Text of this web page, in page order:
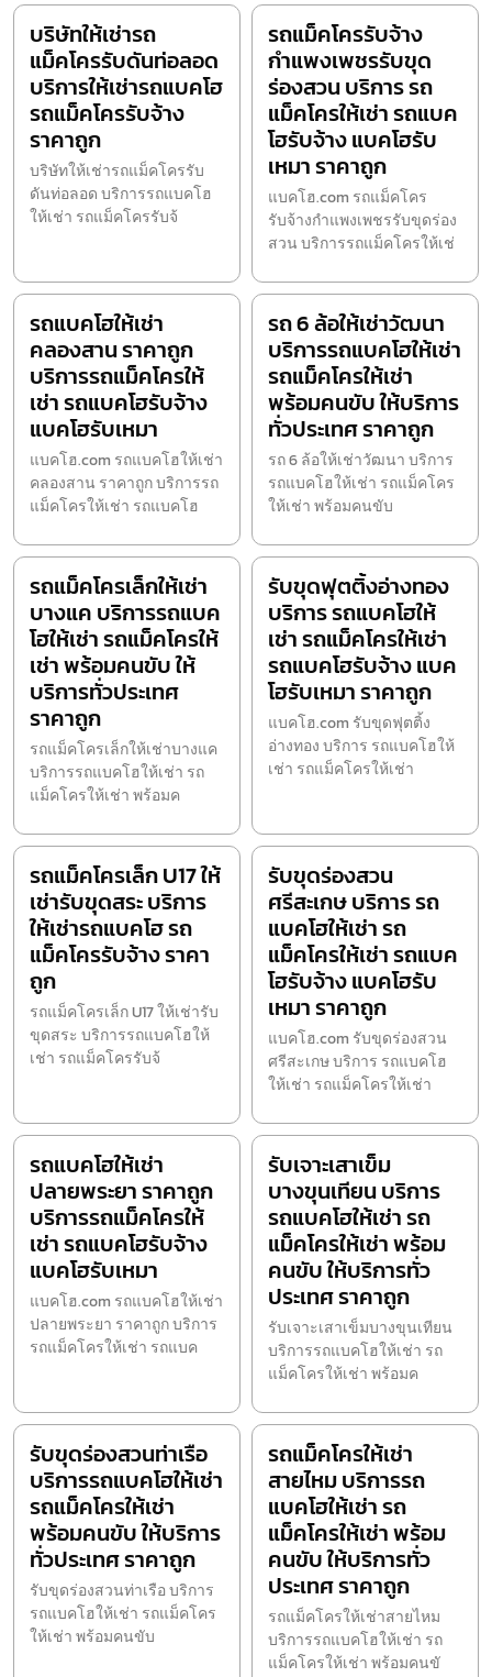
บริษัทให้เช่ารถ
แม็คโครรับดันท่อลอด
บริการให้เช่ารถแบคโฮ
รถแม็คโครรับจ้าง
ราคาถูก
บริษัทให้เช่ารถแม็คโครรับ
ดันท่อลอด บริการรถแบคโฮ
ให้เช่า รถแม็คโครรับจ้
รถแม็คโครรับจ้าง
กำแพงเพชรรับขุด
ร่องสวน บริการ รถ
แม็คโครให้เช่า รถแบค
โฮรับจ้าง แบคโฮรับ
เหมา ราคาถูก
แบคโฮ.com รถแม็คโคร
รับจ้างกำแพงเพชรรับขุดร่อง
สวน บริการรถแม็คโครให้เช่
รถแบคโฮให้เช่า
คลองสาน ราคาถูก
บริการรถแม็คโครให้
เช่า รถแบคโฮรับจ้าง
แบคโฮรับเหมา
แบคโฮ.com รถแบคโฮให้เช่า
คลองสาน ราคาถูก บริการรถ
แม็คโครให้เช่า รถแบคโฮ
รถ 6 ล้อให้เช่าวัฒนา
บริการรถแบคโฮให้เช่า
รถแม็คโครให้เช่า
พร้อมคนขับ ให้บริการ
ทั่วประเทศ ราคาถูก
รถ 6 ล้อให้เช่าวัฒนา บริการ
รถแบคโฮให้เช่า รถแม็คโคร
ให้เช่า พร้อมคนขับ
รถแม็คโครเล็กให้เช่า
บางแค บริการรถแบค
โฮให้เช่า รถแม็คโครให้
เช่า พร้อมคนขับ ให้
บริการทั่วประเทศ
ราคาถูก
รถแม็คโครเล็กให้เช่าบางแค
บริการรถแบคโฮให้เช่า รถ
แม็คโครให้เช่า พร้อมค
รับขุดฟุตติ้งอ่างทอง
บริการ รถแบคโฮให้
เช่า รถแม็คโครให้เช่า
รถแบคโฮรับจ้าง แบค
โฮรับเหมา ราคาถูก
แบคโฮ.com รับขุดฟุตติ้ง
อ่างทอง บริการ รถแบคโฮให้
เช่า รถแม็คโครให้เช่า
รถแม็คโครเล็ก U17 ให้
เช่ารับขุดสระ บริการ
ให้เช่ารถแบคโฮ รถ
แม็คโครรับจ้าง ราคา
ถูก
รถแม็คโครเล็ก U17 ให้เช่ารับ
ขุดสระ บริการรถแบคโฮให้
เช่า รถแม็คโครรับจ้
รับขุดร่องสวน
ศรีสะเกษ บริการ รถ
แบคโฮให้เช่า รถ
แม็คโครให้เช่า รถแบค
โฮรับจ้าง แบคโฮรับ
เหมา ราคาถูก
แบคโฮ.com รับขุดร่องสวน
ศรีสะเกษ บริการ รถแบคโฮ
ให้เช่า รถแม็คโครให้เช่า
รถแบคโฮให้เช่า
ปลายพระยา ราคาถูก
บริการรถแม็คโครให้
เช่า รถแบคโฮรับจ้าง
แบคโฮรับเหมา
แบคโฮ.com รถแบคโฮให้เช่า
ปลายพระยา ราคาถูก บริการ
รถแม็คโครให้เช่า รถแบค
รับเจาะเสาเข็ม
บางขุนเทียน บริการ
รถแบคโฮให้เช่า รถ
แม็คโครให้เช่า พร้อม
คนขับ ให้บริการทั่ว
ประเทศ ราคาถูก
รับเจาะเสาเข็มบางขุนเทียน
บริการรถแบคโฮให้เช่า รถ
แม็คโครให้เช่า พร้อมค
รับขุดร่องสวนท่าเรือ
บริการรถแบคโฮให้เช่า
รถแม็คโครให้เช่า
พร้อมคนขับ ให้บริการ
ทั่วประเทศ ราคาถูก
รับขุดร่องสวนท่าเรือ บริการ
รถแบคโฮให้เช่า รถแม็คโคร
ให้เช่า พร้อมคนขับ
รถแม็คโครให้เช่า
สายไหม บริการรถ
แบคโฮให้เช่า รถ
แม็คโครให้เช่า พร้อม
คนขับ ให้บริการทั่ว
ประเทศ ราคาถูก
รถแม็คโครให้เช่าสายไหม
บริการรถแบคโฮให้เช่า รถ
แม็คโครให้เช่า พร้อมคนขั